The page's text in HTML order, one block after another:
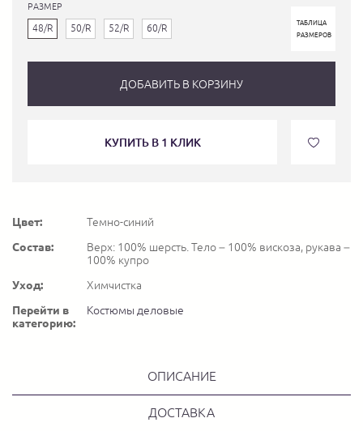
РАЗМЕР
48/R 50/R 52/R 60/R
ТАБЛИЦА
РАЗМЕРОВ
ДОБАВИТЬ В КОРЗИНУ
КУПИТЬ В 1 КЛИК
Цвет:
Темно-синий
Состав:
Верх: 100% шерсть. Тело – 100% вискоза, рукава –
100% купро
Уход:
Химчистка
Перейти в
категорию:
Костюмы деловые
ОПИСАНИЕ
ДОСТАВКА